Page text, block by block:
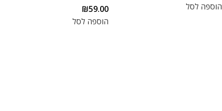
הוספה לסל
₪59.00
הוספה לסל